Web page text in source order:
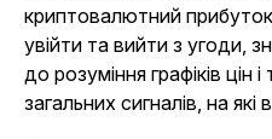
криптовалютний
увійти та вийти з угоди,
до розуміння графіків цін
загальних сигналів, на